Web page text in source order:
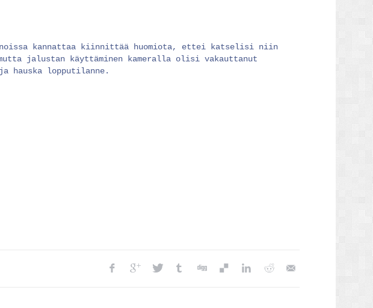
kannattaa kiinnittää huomiota, ettei katselisi niin
jalustan käyttäminen kameralla olisi vakauttanut
lopputilanne.